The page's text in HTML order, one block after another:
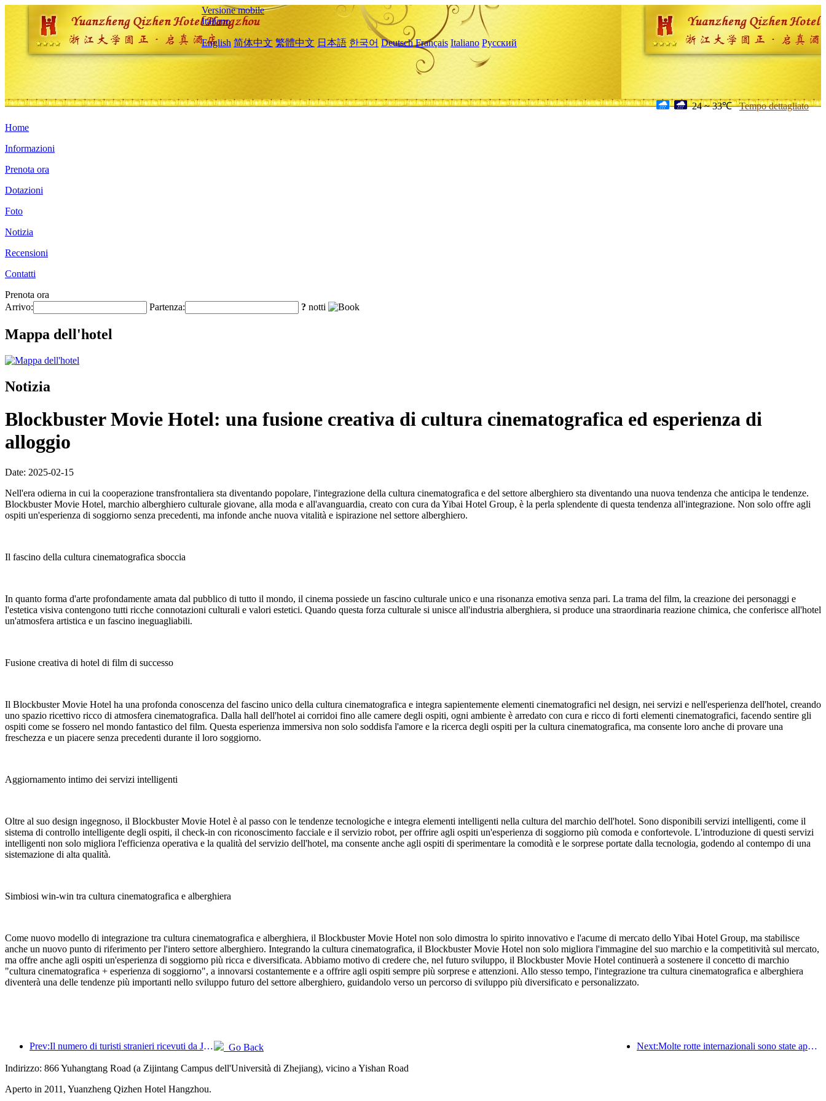
Versione mobile
Italiano
English 简体中文 繁體中文 日本語 한국어 Deutsch Français Italiano Русский
24 ~ 33℃ Tempo dettagliato
Home
Informazioni
Prenota ora
Dotazioni
Foto
Notizia
Recensioni
Contatti
Prenota ora
Arrivo:
Partenza: ? notti
Mappa dell'hotel
Notizia
Blockbuster Movie Hotel: una fusione creativa di cultura cinematografica ed esperienza di
alloggio
Date: 2025-02-15
Nell'era odierna in cui la cooperazione transfrontaliera sta diventando popolare, l'integrazione della cultura cinematografica e del settore alberghiero sta diventando una nuova tendenza che anticipa le tendenze.
Blockbuster Movie Hotel, marchio alberghiero culturale giovane, alla moda e all'avanguardia, creato con cura da Yibai Hotel Group, è la perla splendente di questa tendenza all'integrazione. Non solo offre agli
ospiti un'esperienza di soggiorno senza precedenti, ma infonde anche nuova vitalità e ispirazione nel settore alberghiero.
Il fascino della cultura cinematografica sboccia
In quanto forma d'arte profondamente amata dal pubblico di tutto il mondo, il cinema possiede un fascino culturale unico e una risonanza emotiva senza pari. La trama del film, la creazione dei personaggi e
l'estetica visiva contengono tutti ricche connotazioni culturali e valori estetici. Quando questa forza culturale si unisce all'industria alberghiera, si produce una straordinaria reazione chimica, che conferisce all'hotel
un'atmosfera artistica e un fascino ineguagliabili.
Fusione creativa di hotel di film di successo
Il Blockbuster Movie Hotel ha una profonda conoscenza del fascino unico della cultura cinematografica e integra sapientemente elementi cinematografici nel design, nei servizi e nell'esperienza dell'hotel, creando
uno spazio ricettivo ricco di atmosfera cinematografica. Dalla hall dell'hotel ai corridoi fino alle camere degli ospiti, ogni ambiente è arredato con cura e ricco di forti elementi cinematografici, facendo sentire gli
ospiti come se fossero nel mondo fantastico del film. Questa esperienza immersiva non solo soddisfa l'amore e la ricerca degli ospiti per la cultura cinematografica, ma consente loro anche di provare una
freschezza e un piacere senza precedenti durante il loro soggiorno.
Aggiornamento intimo dei servizi intelligenti
Oltre al suo design ingegnoso, il Blockbuster Movie Hotel è al passo con le tendenze tecnologiche e integra elementi intelligenti nella cultura del marchio dell'hotel. Sono disponibili servizi intelligenti, come il
sistema di controllo intelligente degli ospiti, il check-in con riconoscimento facciale e il servizio robot, per offrire agli ospiti un'esperienza di soggiorno più comoda e confortevole. L'introduzione di questi servizi
intelligenti non solo migliora l'efficienza operativa e la qualità del servizio dell'hotel, ma consente anche agli ospiti di sperimentare la comodità e le sorprese portate dalla tecnologia, godendo al contempo di una
sistemazione di alta qualità.
Simbiosi win-win tra cultura cinematografica e alberghiera
Come nuovo modello di integrazione tra cultura cinematografica e alberghiera, il Blockbuster Movie Hotel non solo dimostra lo spirito innovativo e l'acume di mercato dello Yibai Hotel Group, ma stabilisce
anche un nuovo punto di riferimento per l'intero settore alberghiero. Integrando la cultura cinematografica, il Blockbuster Movie Hotel non solo migliora l'immagine del suo marchio e la competitività sul mercato,
ma offre anche agli ospiti un'esperienza di soggiorno più ricca e diversificata. Abbiamo motivo di credere che, nel futuro sviluppo, il Blockbuster Movie Hotel continuerà a sostenere il concetto di marchio
"cultura cinematografica + esperienza di soggiorno", a innovarsi costantemente e a offrire agli ospiti sempre più sorprese e attenzioni. Allo stesso tempo, l'integrazione tra cultura cinematografica e alberghiera
diventerà una delle tendenze più importanti nello sviluppo futuro del settore alberghiero, guidandolo verso un percorso di sviluppo più diversificato e personalizzato.
Prev:Il numero di turisti stranieri ricevuti da Jinjiang Hotels (Cina) è aumentato di oltre 9 volte rispetto all'anno precedente Next:Molte rotte internazionali sono state aperte e incrementate di recente
Go Back
Indirizzo: 866 Yuhangtang Road (a Zijintang Campus dell'Università di Zhejiang), vicino a Yishan Road
Aperto in 2011, Yuanzheng Qizhen Hotel Hangzhou.